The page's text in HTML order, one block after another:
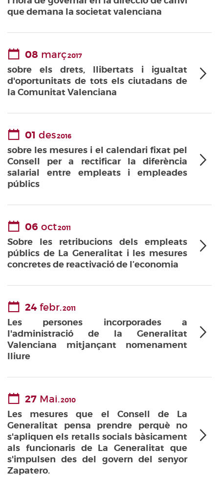
que demana la societat valenciana
08 març2017
sobre els drets, llibertats i igualtat
d'oportunitats de tots els ciutadans de
la Comunitat Valenciana
01 des2016
sobre les mesures i el calendari fixat pel
Consell per a rectificar la diferència
salarial entre empleats i empleades
públics
06 oct2011
Sobre les retribucions dels empleats
públics de La Generalitat i les mesures
concretes de reactivació de l’economia
24 febr.2011
Les persones incorporades a
l'administració de la Generalitat
Valenciana mitjançant nomenament
lliure
27 Mai.2010
Les mesures que el Consell de La
Generalitat pensa prendre perquè no
s'apliquen els retalls socials bàsicament
als funcionaris de La Generalitat que
s'impulsen des del govern del senyor
Zapatero.